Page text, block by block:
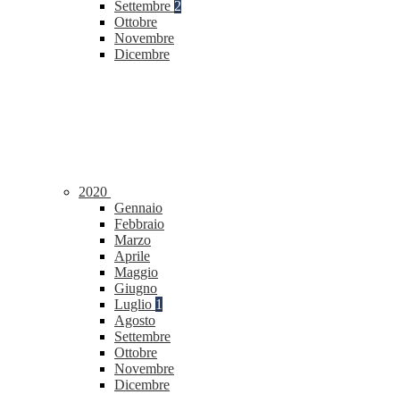
Settembre 2
Ottobre
Novembre
Dicembre
2020
Gennaio
Febbraio
Marzo
Aprile
Maggio
Giugno
Luglio 1
Agosto
Settembre
Ottobre
Novembre
Dicembre